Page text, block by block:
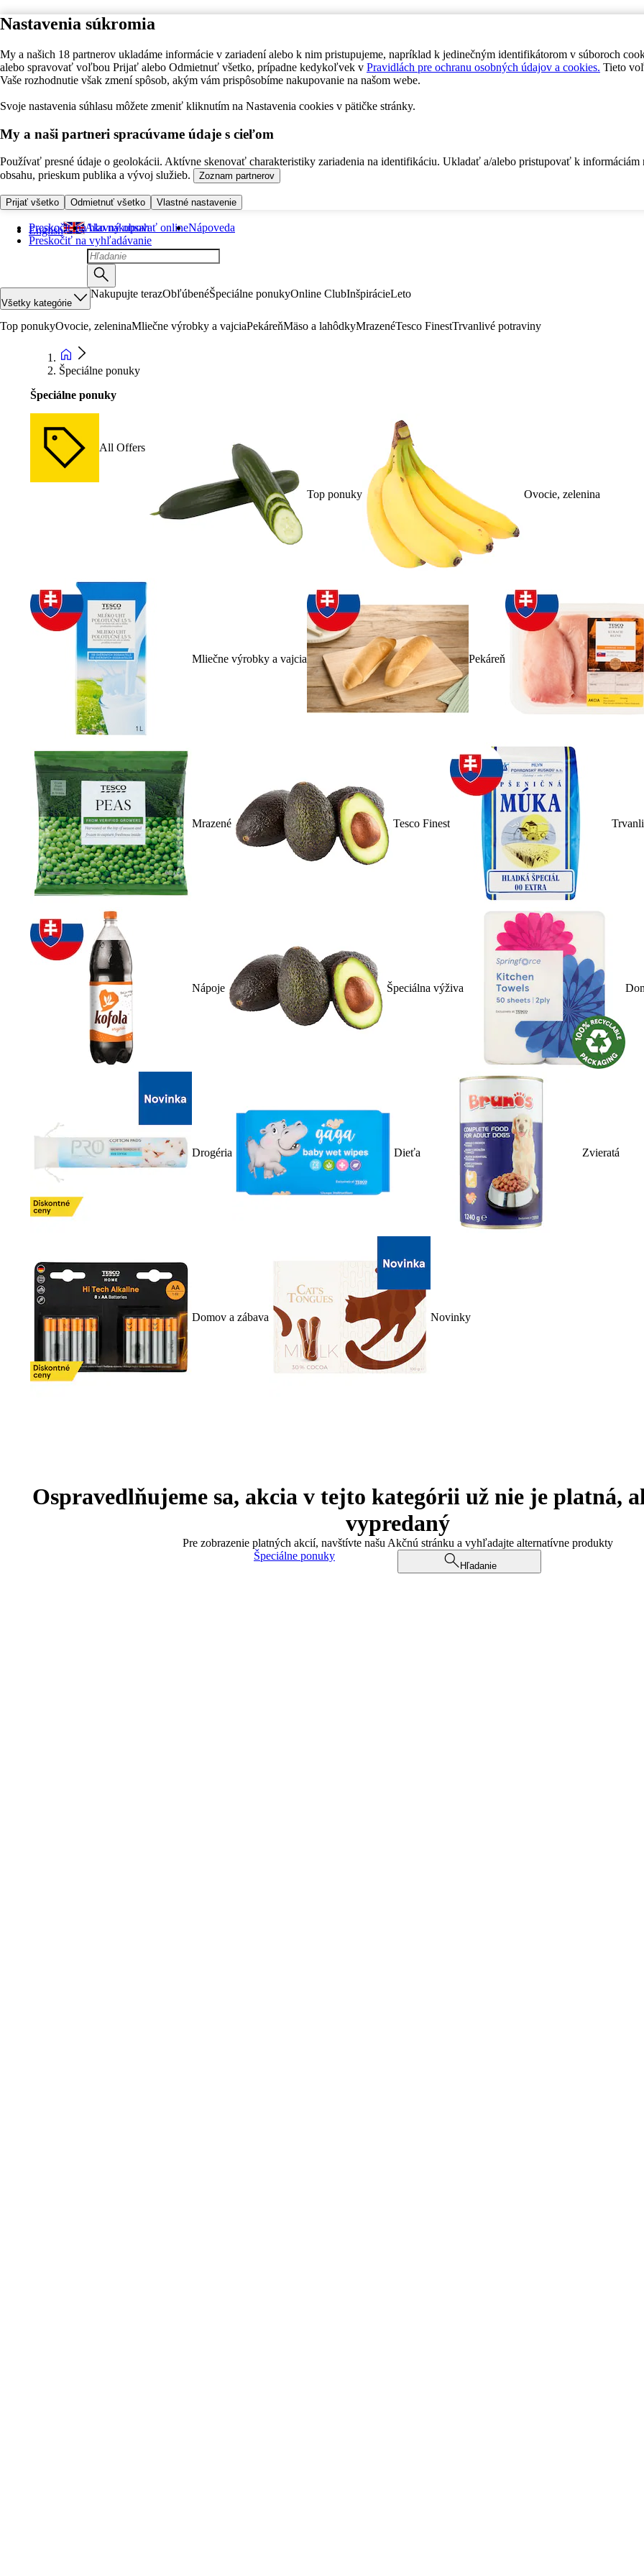
Nastavenia súkromia
My a našich 18 partnerov ukladáme informácie v zariadení alebo k nim pristupujeme, napríklad k jedinečným identifikátorom v súboroch
alebo spravovať voľbou Prijať alebo Odmietnuť všetko, prípadne kedykoľvek v Pravidlách pre ochranu osobných údajov a cookies. Tieto
Vaše rozhodnutie však zmení spôsob, akým vám prispôsobíme nakupovanie na našom webe.
Svoje nastavenia súhlasu môžete zmeniť kliknutím na Nastavenia cookies v pätičke stránky.
My a naši partneri spracúvame údaje s cieľom
Používať presné údaje o geolokácii. Aktívne skenovať charakteristiky zariadenia na identifikáciu. Ukladať a/alebo pristupovať k informáciám
obsahu, prieskum publika a vývoj služieb.
Zoznam partnerov
Prijať všetko Odmietnuť všetko Vlastné nastavenie
Preskočiť na hlavný obsah
Preskočiť na vyhľadávanie
English Ako nakupovať onlineNápoveda
Všetky kategórie
Nakupujte terazObľúbenéŠpeciálne ponukyOnline ClubInšpirácieLeto
Top ponukyOvocie, zeleninaMliečne výrobky a vajciaPekáreňMäso a lahôdkyMrazenéTesco FinestTrvanlivé potraviny
Špeciálne ponuky
Špeciálne ponuky
All Offers
Top ponuky Ovocie, zelenina
Mliečne výrobky a vajcia Pekáreň
Mrazené Tesco Finest
Nápoje Špeciálna výživa
Drogéria Dieťa Zvieratá
Domov a zábava Novinky
Ospravedlňujeme sa, akcia v tejto kategórii už nie je platná,
vypredaný
Pre zobrazenie platných akcií, navštívte našu Akčnú stránku a vyhľadajte alternatívne produkty
Špeciálne ponuky
Hľadanie